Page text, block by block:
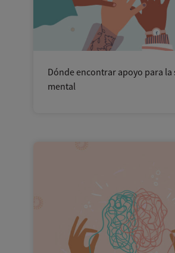
Dónde encontrar apoyo para la
mental